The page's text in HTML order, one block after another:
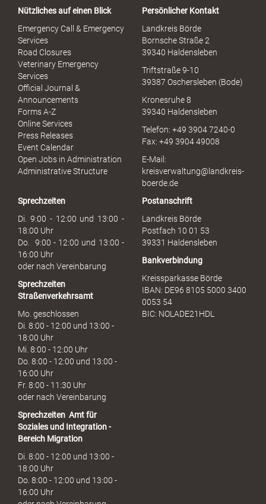
S
s
u
h
Nützliches auf einen Blick
Emergency Call & Emergency
Services
Road Closures
Veterinary Emergency
Services
Official Journal &
Announcements
Forms A-Z
Online Services
Press Releases
Event Calendar
Open Jobs in Administration
Administrative Structure
Persönlicher Kontakt
Landkreis Börde
Bornsche Straße 2
39340 Haldensleben
Triftstraße 9-10
39387 Oschersleben (Bode)
Kronesruhe 8
39340 Haldensleben
Telefon: +49 3904 7240-0
Fax: +49 3904 49008
E-Mail:
kreisverwaltung@landkreis-
boerde.de
Sprechzeiten
Di. 9:00 - 12:00 und 13:00 -
18:00 Uhr
Do. 9:00 - 12:00 und 13:00 -
16:00 Uhr
oder nach Vereinbarung
Sprechzeiten
Straßenverkehrsamt
Mo. geschlossen
Di. 8:00 - 12:00 und 13:00 -
18:00 Uhr
Mi. 8:00 - 12:00 Uhr
Do. 8:00 - 12:00 und 13:00 -
16:00 Uhr
Fr. 8:00 - 11:30 Uhr
oder nach Vereinbarung
Sprechzeiten Amt für
Soziales und Integration -
Bereich Migration
Di. 8:00 - 12:00 und 13:00 -
18:00 Uhr
Do. 8:00 - 12:00 und 13:00 -
16:00 Uhr
Postanschrift
Landkreis Börde
Postfach 10 01 53
39331 Haldensleben
Bankverbindung
Kreissparkasse Börde
IBAN: DE96 8105 5000 3400
0053 54
BIC: NOLADE21HDL